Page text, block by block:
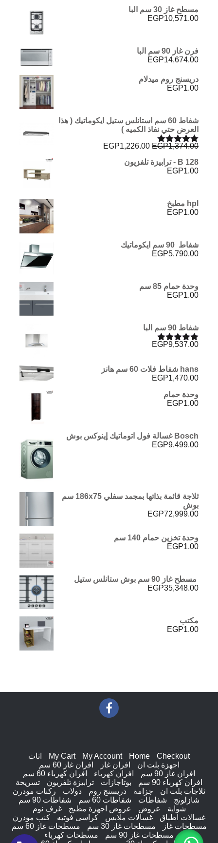
مسطح غاز 30 سم البا
EGP10,571.00
فرن غاز 90 سم البا
EGP14,674.00
دريسنج روم ميدلام
EGP1.00
شفاط 60 سم استانلس ستيل ايكوماتيك ( هذا
العرض حتي نفاذ الكميه )
تم التقييم
5.00 من 5
EGP1,374.00
السعر
هو:
EGP1,226.00
B 128 - ترابيزة تلفزيون
EGP1.00
hpl مطبخ
EGP1.00
شفاط 90 سم ايكوماتيك
EGP5,790.00
وحدة حمام 85 سم
EGP1.00
شفاط 90 سم البا
تم التقييمEGP9,537.00
hans شفاط فلات 60 سم هانز
EGP1,470.00
وحدة حمام
EGP1.00
Bosch غسالة فول اتوماتيك إينوكس بوش
EGP9,499.00
ثلاجة قائمة بذاتها بمجمد سفلي 186x75 سم
بوش
EGP72,999.00
وحدة تخزين حمام 140 سم
EGP1.00
مسطح غاز 90 سم بوش ستانلس ستيل
EGP35,348.00
مكتب
EGP1.00
Checkout
Home
My Account
My Cart
اثاث
اجهزة بلت ان
افران غاز
افران غاز 60 سم
افران غاز 90 سم
افران كهرباء
افران كهرباء 60 سم
افران كهرباء 90 سم
بوتاجازات ترابيزة تلفزيون
تسريحة
ثلاجات بلت ان
جزامة دريسنج روم دولاب
ركنات مودرن
شازلونج
شفاطات شفاطات 60 سم
شفاطات 90 سم
شواية
عروض عروض اجهزة مطبخ
غرف نوم
غسالات اطباق
غسالات ملابس كراسى فوتيه
كنب مودرن
مسطحات غاز
مسطحات غاز 30 سم
مسطحات غاز 60 سم
مسطحات غاز 90 سم
مسطحات كهرباء